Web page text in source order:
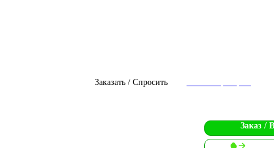
Заказать / Спросить
Заказ /